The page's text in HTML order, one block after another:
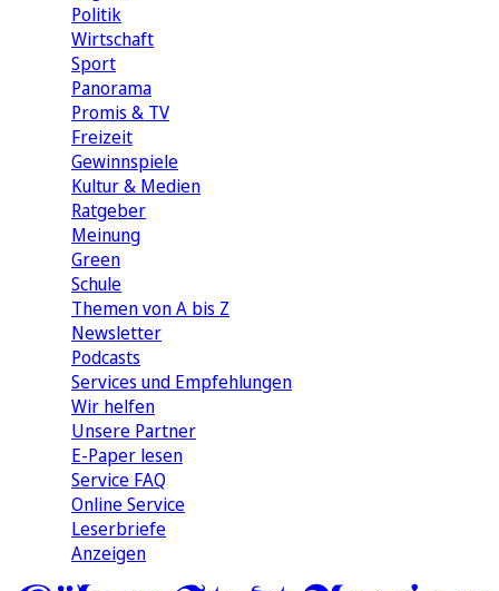
Politik
Wirtschaft
Sport
Panorama
Promis & TV
Freizeit
Gewinnspiele
Kultur & Medien
Ratgeber
Meinung
Green
Schule
Themen von A bis Z
Newsletter
Podcasts
Services und Empfehlungen
Wir helfen
Unsere Partner
E-Paper lesen
Service FAQ
Online Service
Leserbriefe
Anzeigen